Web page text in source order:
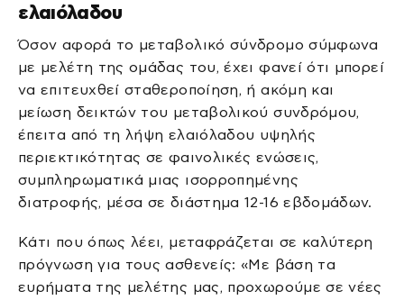
ελαιόλαδου
Όσον αφορά το μεταβολικό σύνδρομο σύμφωνα
με μελέτη της ομάδας του, έχει φανεί ότι μπορεί
να επιτευχθεί σταθεροποίηση, ή ακόμη και
μείωση δεικτών του μεταβολικού συνδρόμου,
έπειτα από τη λήψη ελαιόλαδου υψηλής
περιεκτικότητας σε φαινολικές ενώσεις,
συμπληρωματικά μιας ισορροπημένης
διατροφής, μέσα σε διάστημα 12-16 εβδομάδων.
Κάτι που όπως λέει, μεταφράζεται σε καλύτερη
πρόγνωση για τους ασθενείς: «Με βάση τα
ευρήματα της μελέτης μας, προχωρούμε σε νέες